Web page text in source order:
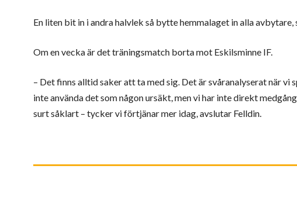
En liten bit in i andra halvlek så bytte hemmalaget in alla
Om en vecka är det träningsmatch borta mot Eskilsminne IF.
– Det finns alltid saker att ta med sig. Det är svåranalyserat när vi
inte använda det som någon ursäkt, men vi har inte direkt
surt såklart – tycker vi förtjänar mer idag, avslutar Felldin.